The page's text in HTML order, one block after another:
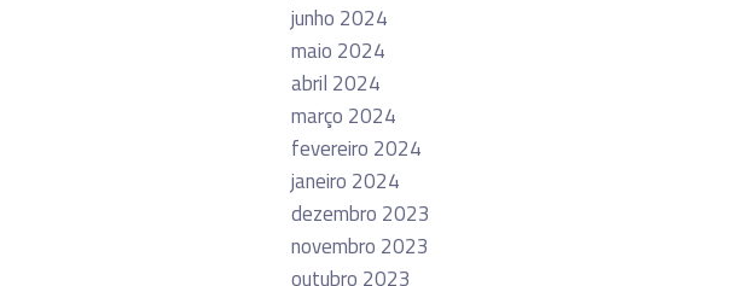
junho 2024
maio 2024
abril 2024
março 2024
fevereiro 2024
janeiro 2024
dezembro 2023
novembro 2023
outubro 2023